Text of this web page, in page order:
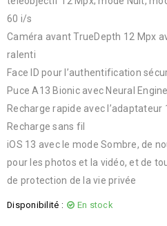
60 i/s
Caméra avant TrueDepth 12 Mpx
ralenti
Face ID pour l’authentification
Puce A13 Bionic avec Neural
Recharge rapide avec l’adaptateur
Recharge sans fil
iOS 13 avec le mode Sombre, de
pour les photos et la vidéo, et de
de protection de la vie privée
Disponibilité : En stock